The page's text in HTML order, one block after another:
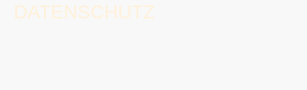
DATENSCHUTZ